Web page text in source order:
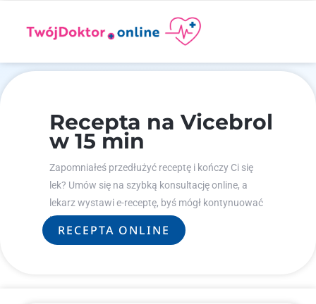
Recepta na Vicebrol
w 15 min
Zapomniałeś przedłużyć receptę i kończy Ci się
lek? Umów się na szybką konsultację online, a
lekarz wystawi e-receptę, byś mógł kontynuować
leczenie.
RECEPTA ONLINE